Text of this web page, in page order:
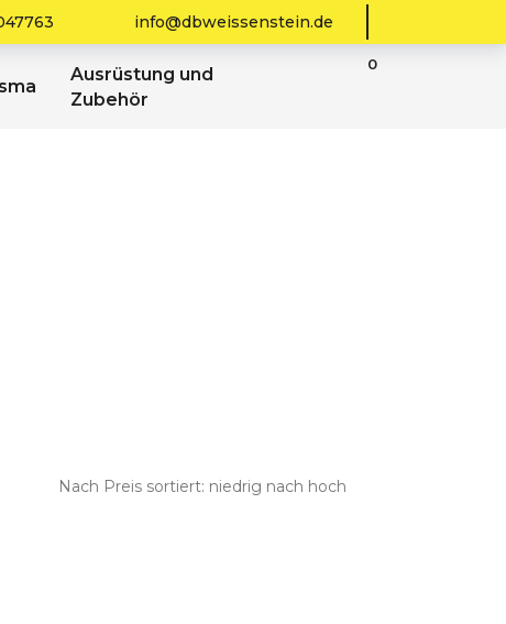
info@dbweissenstein.de
Ausrüstung und
Zubehör
0